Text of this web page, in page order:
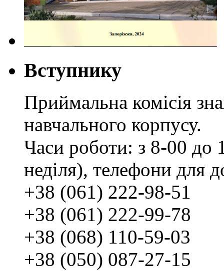
Вступнику
Приймальна комісія
навчального корпусу.
Часи роботи: з 8-00 до
неділя), телефони для
+38 (061) 222-98-51
+38 (061) 222-99-78
+38 (068) 110-59-03
+38 (050) 087-27-15